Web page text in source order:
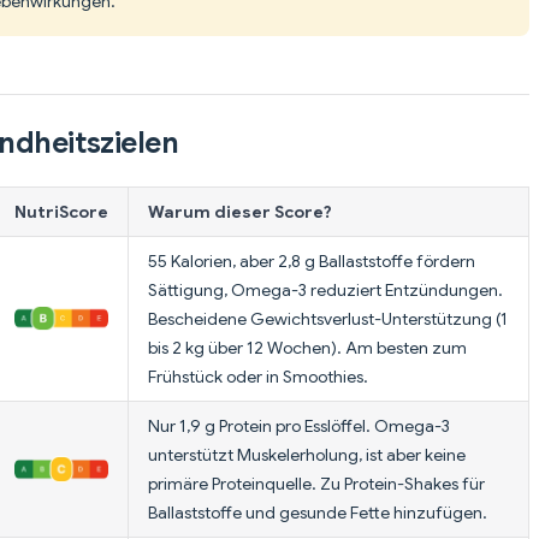
NutriScore Warum dieser Score?
55 Kalorien, aber 2,8 g Ballaststoffe fördern
Sättigung, Omega-3 reduziert Entzündungen.
Bescheidene Gewichtsverlust-Unterstützung (1
bis 2 kg über 12 Wochen). Am besten zum
Frühstück oder in Smoothies.
Nur 1,9 g Protein pro Esslöffel. Omega-3
unterstützt Muskelerholung, ist aber keine
primäre Proteinquelle. Zu Protein-Shakes für
Ballaststoffe und gesunde Fette hinzufügen.